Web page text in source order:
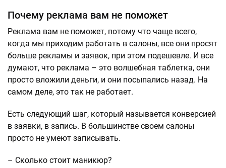
Почему реклама вам не поможет
Реклама вам не поможет, потому что чаще всего,
когда мы приходим работать в салоны, все они просят
больше рекламы и заявок, при этом подешевле. И все
думают, что реклама – это волшебная таблетка, они
просто вложили деньги, и они посыпались назад. На
самом деле, это так не работает.
Есть следующий шаг, который называется конверсией
в заявки, в запись. В большинстве своем салоны
просто не умеют записывать.
– Сколько стоит маникюр?